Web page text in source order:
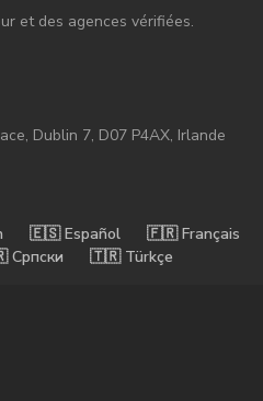
et des agences vérifiées.
Dublin 7, D07 P4AX, Irlande
🇪🇸󠁿 Español
🇫🇷󠁿 Français
🇹🇷󠁿 Türkçe